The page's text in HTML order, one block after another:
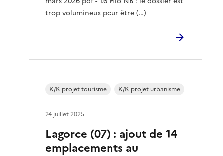
trop volumineux pour être (…)
Lagorce (07) : ajout de 14
emplacements au
K/K projet tourisme K/K projet urbanisme
24 juillet 2025